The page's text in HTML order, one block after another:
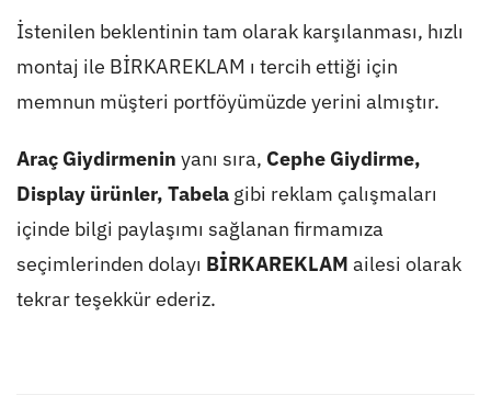
İstenilen beklentinin tam olarak karşılanması, hızlı
montaj ile BİRKAREKLAM ı tercih ettiği için
memnun müşteri portföyümüzde yerini almıştır.
Araç Giydirmenin yanı sıra, Cephe Giydirme,
Display ürünler, Tabelagibi reklam çalışmaları
içinde bilgi paylaşımı sağlanan firmamıza
seçimlerinden dolayı BİRKAREKLAM ailesi olarak
tekrar teşekkür ederiz.